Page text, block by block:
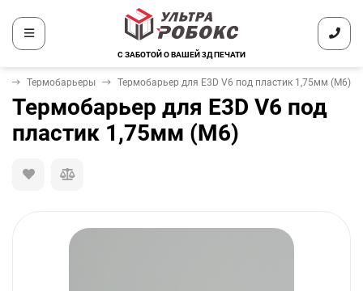
С ЗАБОТОЙ О ВАШЕЙ 3Д ПЕЧАТИ
Термобарьеры Термобарьер для E3D V6 под пластик 1,75мм (М6)
Термобарьер для E3D V6 под
пластик 1,75мм (М6)